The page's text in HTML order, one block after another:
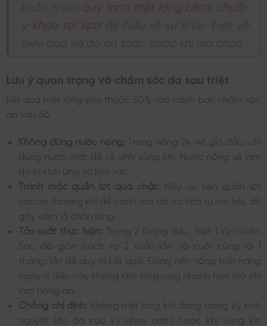
Lưu ý quan trọng và chăm sóc da sau triệt
Kết quả triệt lông phụ thuộc 50% vào cách bạn chăm sóc
da sau đó.
Không dùng nước nóng: Trong vòng 24-48 giờ đầu, chỉ
dùng nước mát để vệ sinh vùng kín. Nước nóng sẽ làm
da bị kích ứng và khô rát.
Tránh mặc quần lót quá chật:
Hãy ưu tiên quần lót
cotton thoáng khí để tránh ma sát và tích tụ mồ hôi, dễ
gây viêm lỗ chân lông.
Tần suất thực hiện: Trong 2 tháng đầu, triệt 1 lần/tuần.
Sau đó giãn cách ra 2 tuần/lần và cuối cùng là 1
tháng/lần để duy trì kết quả. Đừng nôn nóng triệt hàng
ngày vì điều này không làm lông rụng nhanh hơn mà chỉ
làm hỏng da.
Chống chỉ định: Không triệt lông khi đang trong kỳ kinh
nguyệt (do da cực kỳ nhạy cảm) hoặc khi vùng kín